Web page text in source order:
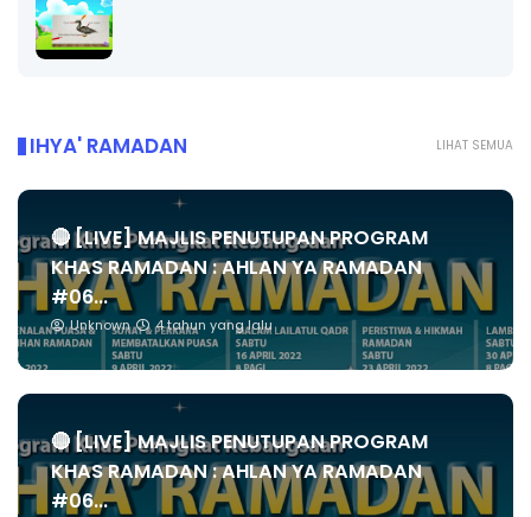
LIHAT SEMUA
IHYA' RAMADAN
🔴 [LIVE] MAJLIS PENUTUPAN PROGRAM
KHAS RAMADAN : AHLAN YA RAMADAN
#06...
Unknown 4 tahun yang lalu
🔴 [LIVE] MAJLIS PENUTUPAN PROGRAM
KHAS RAMADAN : AHLAN YA RAMADAN
#06...